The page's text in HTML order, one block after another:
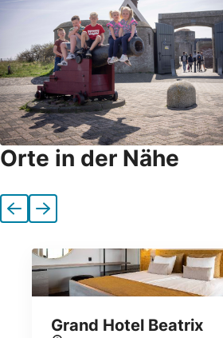
Orte in der Nähe
VorherigeNächste
Grand Hotel Beatrix